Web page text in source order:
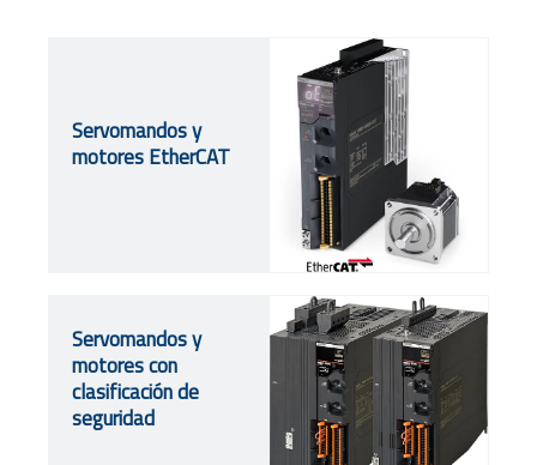
Servomandos y
motores EtherCAT
Servomandos y
motores con
clasificación de
seguridad